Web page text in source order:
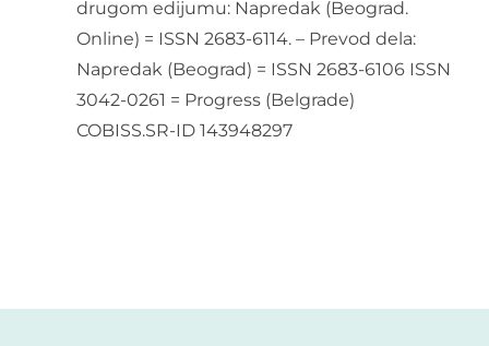
drugom edijumu: Napredak (Beograd.
Online) = ISSN 2683-6114. – Prevod dela:
Napredak (Beograd) = ISSN 2683-6106 ISSN
3042-0261 = Progress (Belgrade)
COBISS.SR-ID 143948297